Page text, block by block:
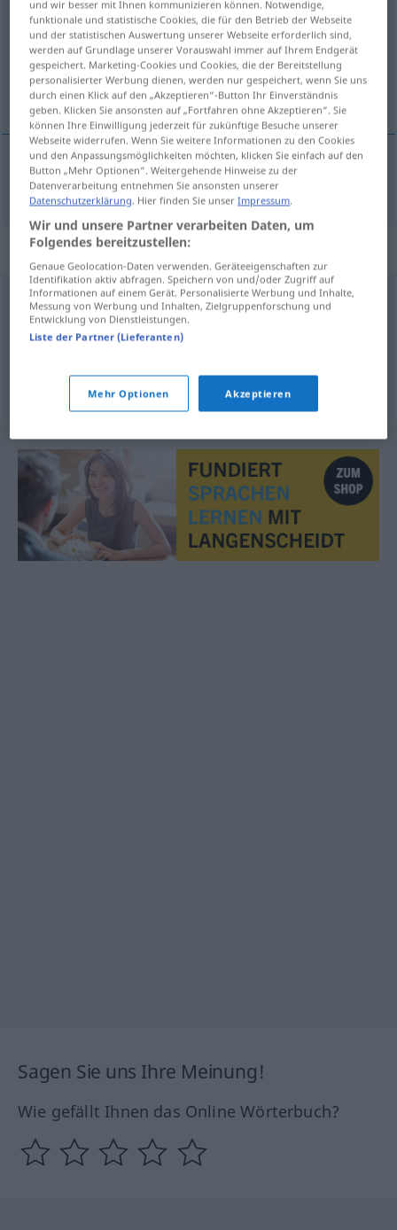
Übersicht aller Übersetzungen
(Für mehr Details die Übersetzung anklicken/antippen)
þrífast, dafna
þrífast,dafna gedeihen
Synonyme für "gedeihen"
florieren,aufwärts
© OpenThesaurus.de
Sagen Sie uns Ihre Meinung!
Wie gefällt Ihnen das Online Wörterbuch?
und wir besser mit Ihnen kommunizieren können. Notwendige,
funktionale und statistische Cookies, die für den Betrieb der Webseite
und der statistischen Auswertung unserer Webseite erforderlich sind,
werden auf Grundlage unserer Vorauswahl immer auf Ihrem Endgerät
gespeichert. Marketing-Cookies und Cookies, die der Bereitstellung
personalisierter Werbung dienen, werden nur gespeichert, wenn Sie uns
durch einen Klick auf den „Akzeptieren“-Button Ihr Einverständnis
geben. Klicken Sie ansonsten auf „Fortfahren ohne Akzeptieren“. Sie
können Ihre Einwilligung jederzeit für zukünftige Besuche unserer
Webseite widerrufen. Wenn Sie weitere Informationen zu den Cookies
und den Anpassungsmöglichkeiten möchten, klicken Sie einfach auf den
Button „Mehr Optionen“. Weitergehende Hinweise zu der
Datenverarbeitung entnehmen Sie ansonsten unserer
Datenschutzerklärung. Hier finden Sie unserImpressum.
Wir und unsere Partner verarbeiten Daten, um
Folgendes bereitzustellen:
Genaue Geolocation-Daten verwenden. Geräteeigenschaften zur
Identifikation aktiv abfragen. Speichern von und/oder Zugriff auf
Informationen auf einem Gerät. Personalisierte Werbung und Inhalte,
Messung von Werbung und Inhalten, Zielgruppenforschung und
Entwicklung von Dienstleistungen.
Liste der Partner (Lieferanten)
Mehr Optionen Akzeptieren